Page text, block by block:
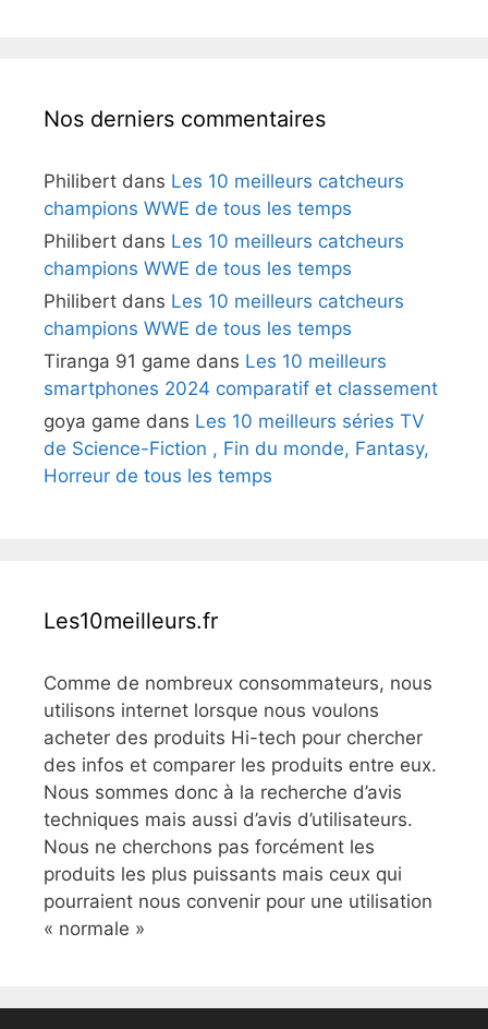
Nos derniers commentaires
Philibert dans Les 10 meilleurs catcheurs
champions WWE de tous les temps
Philibert dans Les 10 meilleurs catcheurs
champions WWE de tous les temps
Philibert dans Les 10 meilleurs catcheurs
champions WWE de tous les temps
Tiranga 91 game dans Les 10 meilleurs
smartphones 2024 comparatif et classement
goya game dans Les 10 meilleurs séries TV
de Science-Fiction , Fin du monde, Fantasy,
Horreur de tous les temps
Les10meilleurs.fr
Comme de nombreux consommateurs, nous
utilisons internet lorsque nous voulons
acheter des produits Hi-tech pour chercher
des infos et comparer les produits entre eux.
Nous sommes donc à la recherche d’avis
techniques mais aussi d’avis d’utilisateurs.
Nous ne cherchons pas forcément les
produits les plus puissants mais ceux qui
pourraient nous convenir pour une utilisation
« normale »